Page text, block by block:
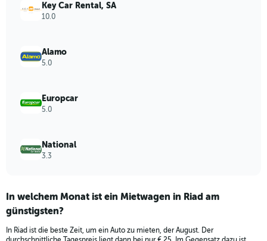
Y
Range:
Key Car Rental, SA
10.0
Alamo
5.0
Europcar
5.0
National
3.3
In welchem Monat ist ein Mietwagen in Riad am
günstigsten?
In Riad ist die beste Zeit, um ein Auto zu mieten, der August. Der